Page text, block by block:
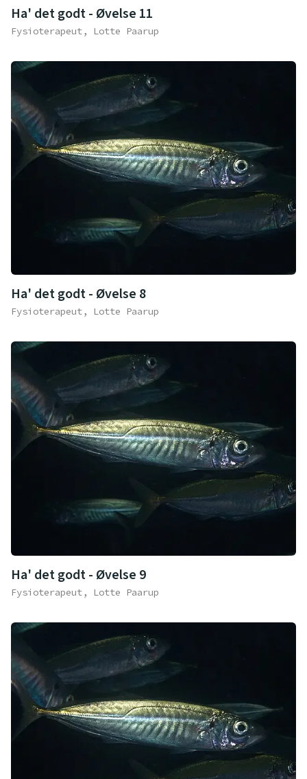
Ha' det godt - Øvelse 11
Fysioterapeut, Lotte Paarup
Ha' det godt - Øvelse 8
Fysioterapeut, Lotte Paarup
Ha' det godt - Øvelse 9
Fysioterapeut, Lotte Paarup